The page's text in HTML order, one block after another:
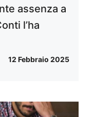
assenza a
l’ha
12 Febbraio 2025